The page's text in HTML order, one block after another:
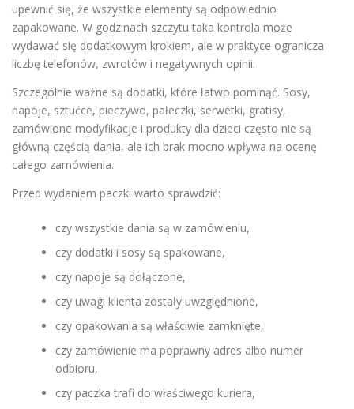
upewnić się, że wszystkie elementy są odpowiednio
zapakowane. W godzinach szczytu taka kontrola może
wydawać się dodatkowym krokiem, ale w praktyce ogranicza
liczbę telefonów, zwrotów i negatywnych opinii.
Szczególnie ważne są dodatki, które łatwo pominąć. Sosy,
napoje, sztućce, pieczywo, pałeczki, serwetki, gratisy,
zamówione modyfikacje i produkty dla dzieci często nie są
główną częścią dania, ale ich brak mocno wpływa na ocenę
całego zamówienia.
Przed wydaniem paczki warto sprawdzić:
czy wszystkie dania są w zamówieniu,
czy dodatki i sosy są spakowane,
czy napoje są dołączone,
czy uwagi klienta zostały uwzględnione,
czy opakowania są właściwie zamknięte,
czy zamówienie ma poprawny adres albo numer
odbioru,
czy paczka trafi do właściwego kuriera,